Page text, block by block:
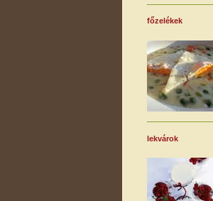
főzelékek
lekvárok